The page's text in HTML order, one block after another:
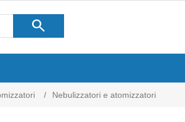
search
/ Nebulizzatori e atomizzatori